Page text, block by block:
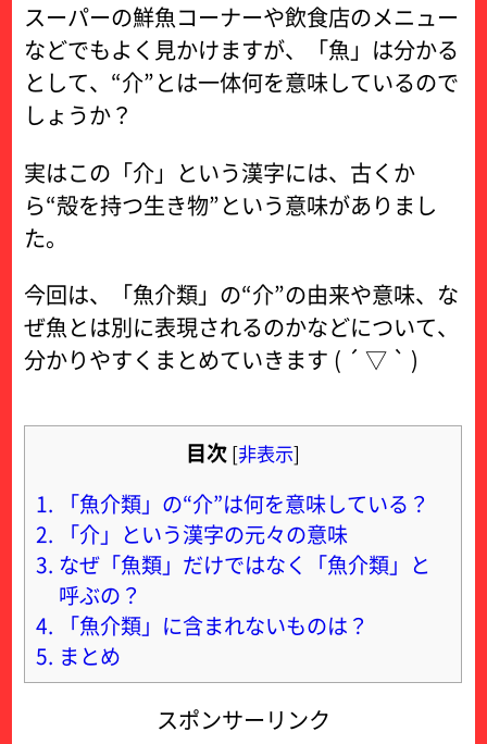
スーパーの鮮魚コーナーや飲食店のメニュー
などでもよく見かけますが、「魚」は分かる
として、“介”とは一体何を意味しているので
しょうか？
実はこの「介」という漢字には、古くか
ら“殻を持つ生き物”という意味がありまし
た。
今回は、「魚介類」の“介”の由来や意味、な
ぜ魚とは別に表現されるのかなどについて、
分かりやすくまとめていきます ( ´ ▽ ` )
目次 [非表示]
1.
「魚介類」の“介”は何を意味している？
2.
「介」という漢字の元々の意味
3. なぜ「魚類」だけではなく「魚介類」と
呼ぶの？
4.
「魚介類」に含まれないものは？
5. まとめ
スポンサーリンク